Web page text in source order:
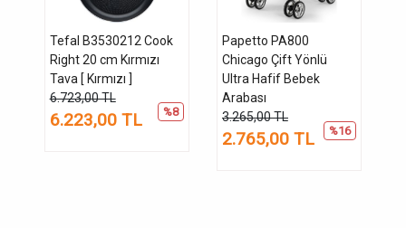
Tefal B3530212 Cook
Right 20 cm Kırmızı
Tava [ Kırmızı ]
6.723,00 TL
%8
6.223,00 TL
Papetto PA800
Chicago Çift Yönlü
Ultra Hafif Bebek
Arabası
3.265,00 TL
%16
2.765,00 TL